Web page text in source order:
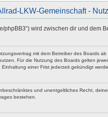
LKW-Gemeinschaft -
phpBB3“) wird zwischen dir und
mit dem Betreiber des Boards
Für die Nutzung des Boards gelten
einer Frist jederzeit gekündigt
und unentgeltliches Recht,
bestehen.